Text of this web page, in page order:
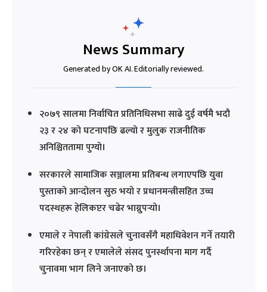
News Summary
Generated by OK AI. Editorially reviewed.
२०७९ सालमा निर्वाचित प्रतिनिधिसभा साढे दुई वर्षमै भदौ
२३ र २४ को घटनापछि ढल्यो र मुलुक राजनीतिक
अनिश्चिततामा पुग्यो।
सरकारले सामाजिक सञ्जालमा प्रतिबन्ध लगाएपछि युवा
पुस्ताको आन्दोलन सुरु भयो र प्रधानमन्त्रीसहित उच्च
पदस्थहरू हेलिकप्टर चढेर भाग्नुपर्‍यो।
एमाले र नेपाली कांग्रेसले चुनावसँगै महाधिवेशन गर्ने तयारी
गरिरहेका छन् र एमालेले संसद पुनर्स्थापना माग गर्दै
चुनावमा भाग लिने जनाएको छ।